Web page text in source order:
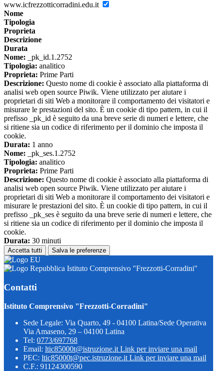
www.icfrezzotticorradini.edu.it
Nome
Tipologia
Proprieta
Descrizione
Durata
Nome: _pk_id.1.2752
Tipologia: analitico
Proprieta: Prime Parti
Descrizione: Questo nome di cookie è associato alla piattaforma di
analisi web open source Piwik. Viene utilizzato per aiutare i
proprietari di siti Web a monitorare il comportamento dei visitatori e
misurare le prestazioni del sito. È un cookie di tipo pattern, in cui il
prefisso _pk_id è seguito da una breve serie di numeri e lettere, che
si ritiene sia un codice di riferimento per il dominio che imposta il
cookie.
Durata: 1 anno
Nome: _pk_ses.1.2752
Tipologia: analitico
Proprieta: Prime Parti
Descrizione: Questo nome di cookie è associato alla piattaforma di
analisi web open source Piwik. Viene utilizzato per aiutare i
proprietari di siti Web a monitorare il comportamento dei visitatori e
misurare le prestazioni del sito. È un cookie di tipo pattern, in cui il
prefisso _pk_ses è seguito da una breve serie di numeri e lettere, che
si ritiene sia un codice di riferimento per il dominio che imposta il
cookie.
Durata: 30 minuti
Accetta tutti Salva le preferenze
Istituto Comprensivo "Frezzotti-Corradini"
Contatti
Istituto Comprensivo "Frezzotti-Corradini"
Sede Legale: Via Quarto, 49 - 04100 Latina/Sede Operativa
Via Amaseno, 29 – 04100 Latina
Tel: 0773/697768
Email: ltic85000t@istruzione.it Link per inviare una mail
PEC: ltic85000t@pec.istruzione.it Link per inviare una mail
C.F.: 91124300590